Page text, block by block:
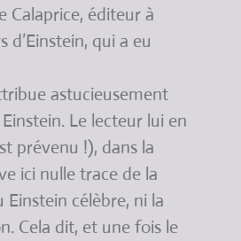
Calaprice, éditeur à
d’Einstein, qui a eu
astucieusement
Le lecteur lui en
prévenu !), dans la
ici nulle trace de la
célèbre, ni la
Cela dit, et une fois le